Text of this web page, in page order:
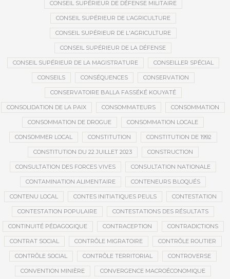
CONSEIL SUPÉRIEUR DE DÉFENSE MILITAIRE
CONSEIL SUPÉRIEUR DE L’AGRICULTURE
CONSEIL SUPÉRIEUR DE L'AGRICULTURE
CONSEIL SUPÉRIEUR DE LA DÉFENSE
CONSEIL SUPÉRIEUR DE LA MAGISTRATURE CONSEILLER SPÉCIAL
CONSEILS CONSÉQUENCES CONSERVATION
CONSERVATOIRE BALLA FASSÉKÉ KOUYATÉ
CONSOLIDATION DE LA PAIX CONSOMMATEURS CONSOMMATION
CONSOMMATION DE DROGUE CONSOMMATION LOCALE
CONSOMMER LOCAL CONSTITUTION CONSTITUTION DE 1992
CONSTITUTION DU 22 JUILLET 2023 CONSTRUCTION
CONSULTATION DES FORCES VIVES CONSULTATION NATIONALE
CONTAMINATION ALIMENTAIRE CONTENEURS BLOQUÉS
CONTENU LOCAL CONTES INITIATIQUES PEULS CONTESTATION
CONTESTATION POPULAIRE CONTESTATIONS DES RÉSULTATS
CONTINUITÉ PÉDAGOGIQUE CONTRACEPTION CONTRADICTIONS
CONTRAT SOCIAL CONTRÔLE MIGRATOIRE CONTRÔLE ROUTIER
CONTRÔLE SOCIAL CONTRÔLE TERRITORIAL CONTROVERSE
CONVENTION MINIÈRE CONVERGENCE MACROÉCONOMIQUE